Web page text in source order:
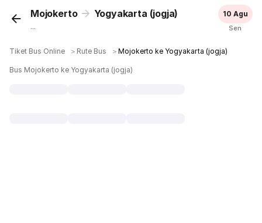
Mojokerto Yogyakarta (jogja)
...
10 Agu
Sen
Tiket Bus Online ＞ Rute Bus ＞Mojokerto ke Yogyakarta (jogja)
Bus Mojokerto ke Yogyakarta (jogja)